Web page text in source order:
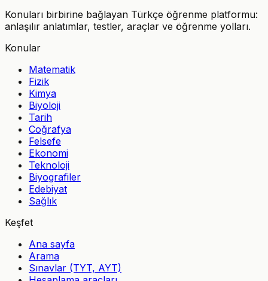
Konuları birbirine bağlayan Türkçe öğrenme platformu:
anlaşılır anlatımlar, testler, araçlar ve öğrenme yolları.
Konular
Matematik
Fizik
Kimya
Biyoloji
Tarih
Coğrafya
Felsefe
Ekonomi
Teknoloji
Biyografiler
Edebiyat
Sağlık
Keşfet
Ana sayfa
Arama
Sınavlar (TYT, AYT)